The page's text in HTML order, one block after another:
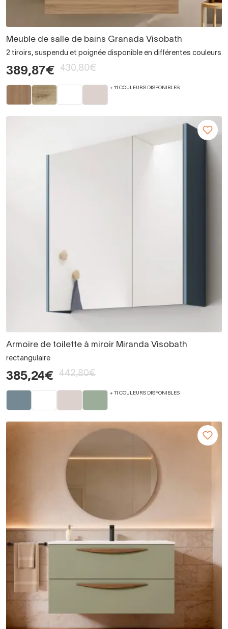
Meuble de salle de bains Granada Visobath
2 tiroirs, suspendu et poignée disponible en différentes couleurs
389,87€ 430,80€
+ 11 COULEURS DISPONIBLES
Armoire de toilette à miroir Miranda Visobath
rectangulaire
385,24€ 442,80€
+ 11 COULEURS DISPONIBLES